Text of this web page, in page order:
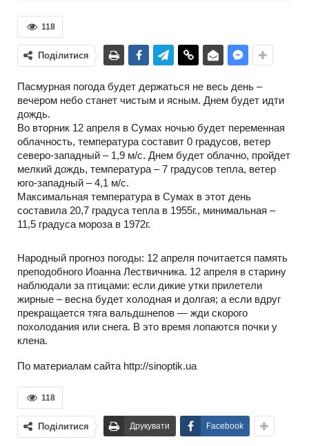
118
Поділитися
Пасмурная погода будет держаться не весь день –
вечером небо станет чистым и ясным. Днем будет идти
дождь.
Во вторник 12 апреля в Сумах ночью будет переменная
облачность, температура составит 0 градусов, ветер
северо-западный – 1,9 м/с. Днем будет облачно, пройдет
мелкий дождь, температура – 7 градусов тепла, ветер
юго-западный – 4,1 м/с.
Максимальная температура в Сумах в этот день
составила 20,7 градуса тепла в 1955г., минимальная –
11,5 градуса мороза в 1972г.
Народный прогноз погоды: 12 апреля почитается память
преподобного Иоанна Лествичника. 12 апреля в старину
наблюдали за птицами: если дикие утки прилетели
жирные – весна будет холодная и долгая; а если вдруг
прекращается тяга вальдшнепов — жди скорого
похолодания или снега. В это время лопаются почки у
клена.
По материалам сайта http://sinoptik.ua
118
Поділитися Друкувати Facebook